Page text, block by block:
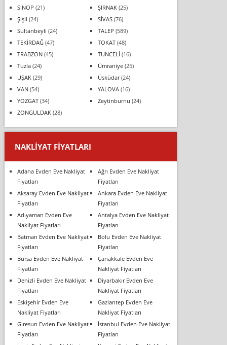
SİNOP (21) ŞIRNAK(25)
Şişli (24) SİVAS(76)
Sultanbeyli (24) TALEP (589)
TEKİRDAĞ(47) TOKAT(48)
TRABZON(45) TUNCELİ (16)
Tuzla(24) Ümraniye(25)
UŞAK(29) Üsküdar(24)
VAN(54) YALOVA(16)
YOZGAT(34) Zeytinburnu (24)
ZONGULDAK(28)
NAKLIYAT FIYATLARI
Adana Evden Eve Nakliyat
Fiyatları
Ağrı Evden Eve Nakliyat
Fiyatları
Aksaray Evden Eve Nakliyat
Fiyatları
Ankara Evden Eve Nakliyat
Fiyatları
Adıyaman Evden Eve
Nakliyat Fiyatları
Antalya Evden Eve Nakliyat
Fiyatları
Batman Evden Eve Nakliyat
Fiyatları
Bolu Evden Eve Nakliyat
Fiyatları
Bursa Evden Eve Nakliyat
Fiyatları
Çanakkale Evden Eve
Nakliyat Fiyatları
Denizli Evden Eve Nakliyat
Fiyatları
Diyarbakır Evden Eve
Nakliyat Fiyatları
Eskişehir Evden Eve
Nakliyat Fiyatları
Gaziantep Evden Eve
Nakliyat Fiyatları
Giresun Evden Eve Nakliyat
Fiyatları
İstanbul Evden Eve Nakliyat
Fiyatları